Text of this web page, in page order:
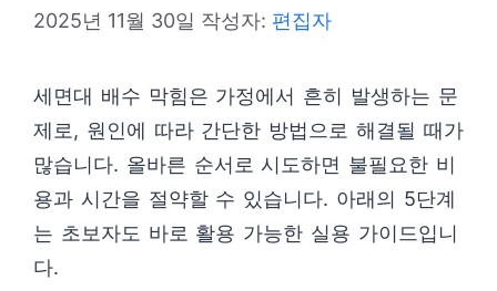
2025년 11월 30일 작성자: 편집자
세면대 배수 막힘은 가정에서 흔히 발생하는 문
제로, 원인에 따라 간단한 방법으로 해결될 때가
많습니다. 올바른 순서로 시도하면 불필요한 비
용과 시간을 절약할 수 있습니다. 아래의 5단계
는 초보자도 바로 활용 가능한 실용 가이드입니
다.